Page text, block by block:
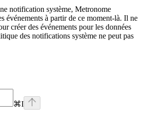
notification système, Metronome
événements à partir de ce moment-là. Il ne
créer des événements pour les données
des notifications système ne peut pas
⌘I